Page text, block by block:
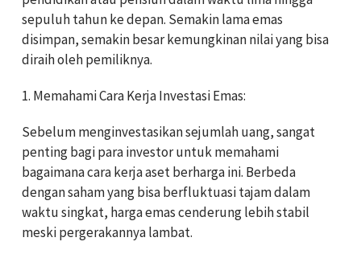
sepuluh tahun ke depan. Semakin lama emas
disimpan, semakin besar kemungkinan nilai yang bisa
diraih oleh pemiliknya.
1. Memahami Cara Kerja Investasi Emas:
Sebelum menginvestasikan sejumlah uang, sangat
penting bagi para investor untuk memahami
bagaimana cara kerja aset berharga ini. Berbeda
dengan saham yang bisa berfluktuasi tajam dalam
waktu singkat, harga emas cenderung lebih stabil
meski pergerakannya lambat.